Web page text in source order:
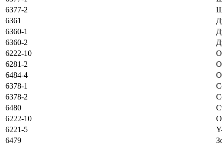
6377-2
6361
6360-1
6360-2
6222-10
6281-2
6484-4
6378-1
6378-2
6480
6222-10
6221-5
6479